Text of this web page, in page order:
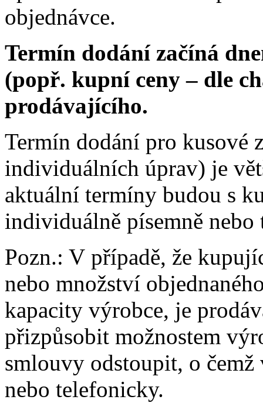
objednávce.
Termín dodání začíná
(popř. kupní ceny – dle
prodávajícího.
Termín dodání pro kusové
individuálních úprav) je
aktuální termíny budou s
individuálně písemně
Pozn.: V případě, že
nebo množství
kapacity výrobce, je
přizpůsobit možnostem
smlouvy odstoupit, o
nebo telefonicky.